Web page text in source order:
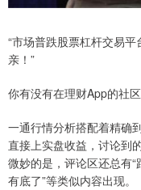
“市场普跌股票杠杆交易
亲！”
你有没有在理财App的社
一通行情分析搭配着精确
直接上实盘收益，讨论到
微妙的是，评论区还总有“
有底了”等类似内容出现。